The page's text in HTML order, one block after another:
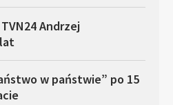
Andrzej
w państwie” po 15